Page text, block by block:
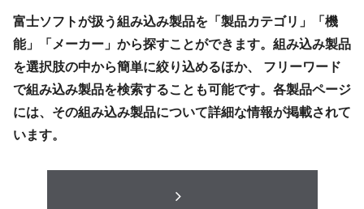
富士ソフトが扱う組み込み製品を「製品カテゴリ」「機
能」「メーカー」から探すことができます。組み込み製品
を選択肢の中から簡単に絞り込めるほか、 フリーワード
で組み込み製品を検索することも可能です。各製品ページ
には、その組み込み製品について詳細な情報が掲載されて
います。